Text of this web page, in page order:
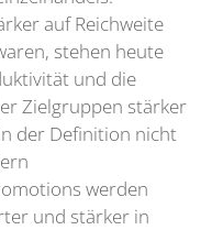
auf Reichweite
stehen heute
und die
Zielgruppen stärker
der Definition nicht
werden
und stärker in